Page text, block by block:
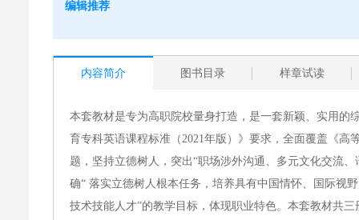
编辑推荐
内容简介 图书目录 样章试读
本套教材是专为高职院校量身打造，是一套新颖、实用的
育专科英语课程标准（2021年版）》要求，全面覆盖《高
题，坚持立德树人，突出“职场涉外沟通、多元文化交流
确“ 落实立德树人根本任务，培养具有中国情怀、国际视
技术技能人才”的教学目标，体现职业特色。本套教材共